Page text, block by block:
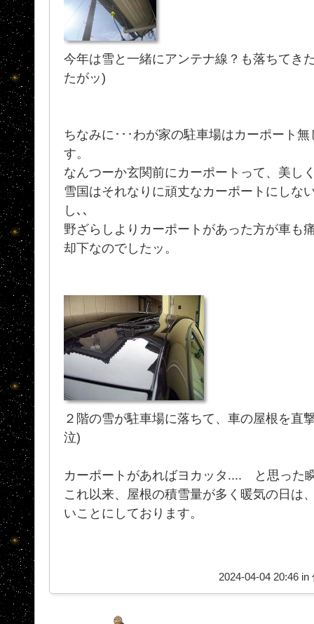
今年は雪と一緒にアンテナ線？も落ちてき
たがッ)
ちなみに･･･わが家の駐車場はカーポート
す。
なんつーか玄関前にカーポートって、美し
雪国はそれなりに頑丈なカーポートにしな
し､､
野ざらしよりカーポートがあった方が車も
却下なのでしたッ。
２階の雪が駐車場に落ちて、車の屋根を直
泣)
カーポートがあればヨカッタ.... と思った
これ以来、屋根の積雪量が多く暖気の日は
いことにしております。
2024-04-04 20:46 in